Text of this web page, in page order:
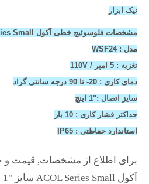
نیک ابزار
مشخصات فلوسوئیچ خطی آکول ACOL Series Small :
مدل : WSF24
تغزیه : 5 امپر / 110V
دمای کاری : 20- تا 90 درجه سانتی گراد
سایز اتصال :"1 اینچ
حداکثر فشار کاری : 10 بار
استاندارد حفاظتی : IP65
برای اطلاع از مشخصات, قیمت و